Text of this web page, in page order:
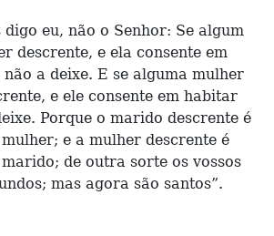
digo eu, não o Senhor: Se algum
descrente, e ela consente em
a deixe. E se alguma mulher
e ele consente em habitar
Porque o marido descrente é
e a mulher descrente é
de outra sorte os vossos
mas agora são santos”.